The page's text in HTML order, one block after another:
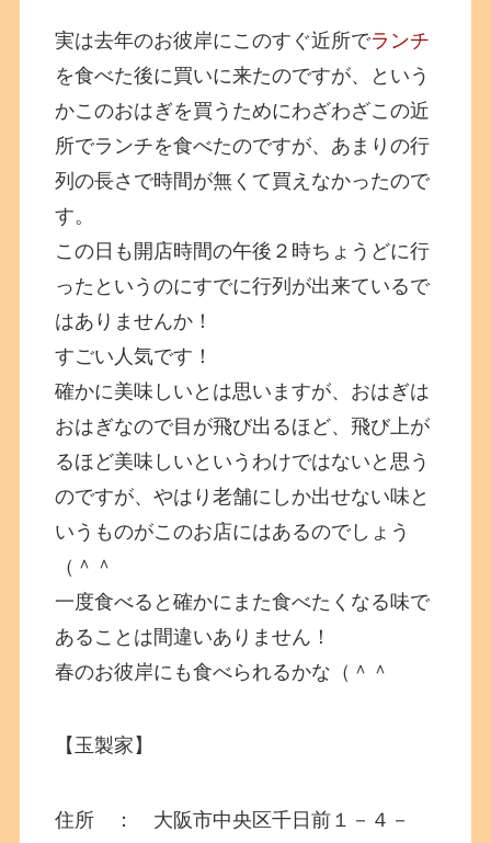
実は去年のお彼岸にこのすぐ近所でランチ
を食べた後に買いに来たのですが、という
かこのおはぎを買うためにわざわざこの近
所でランチを食べたのですが、あまりの行
列の長さで時間が無くて買えなかったので
す。
この日も開店時間の午後２時ちょうどに行
ったというのにすでに行列が出来ているで
はありませんか！
すごい人気です！
確かに美味しいとは思いますが、おはぎは
おはぎなので目が飛び出るほど、飛び上が
るほど美味しいというわけではないと思う
のですが、やはり老舗にしか出せない味と
いうものがこのお店にはあるのでしょう
（＾＾
一度食べると確かにまた食べたくなる味で
あることは間違いありません！
春のお彼岸にも食べられるかな（＾＾
【玉製家】
住所 ： 大阪市中央区千日前１－４－